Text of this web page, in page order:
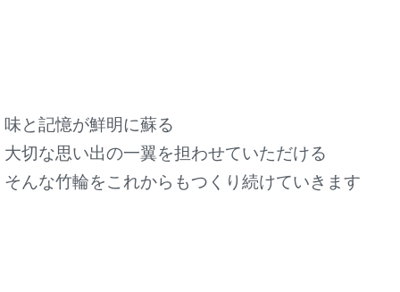
味と記憶が鮮明に蘇る
大切な思い出の一翼を担わせていただける
そんな竹輪をこれからもつくり続けていきます